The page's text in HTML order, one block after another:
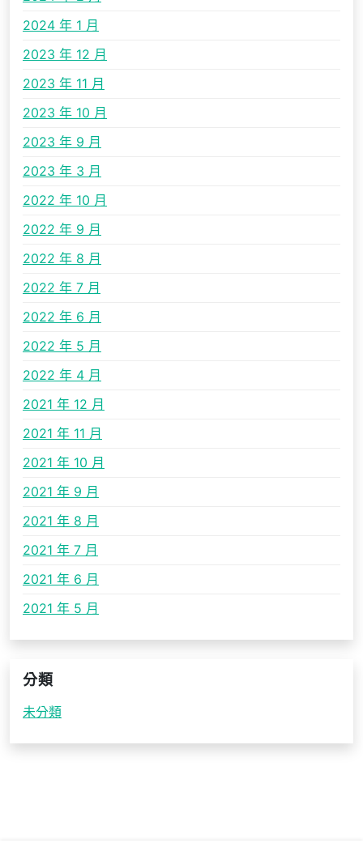
2024 年 1 月
2023 年 12 月
2023 年 11 月
2023 年 10 月
2023 年 9 月
2023 年 3 月
2022 年 10 月
2022 年 9 月
2022 年 8 月
2022 年 7 月
2022 年 6 月
2022 年 5 月
2022 年 4 月
2021 年 12 月
2021 年 11 月
2021 年 10 月
2021 年 9 月
2021 年 8 月
2021 年 7 月
2021 年 6 月
2021 年 5 月
分類
未分類